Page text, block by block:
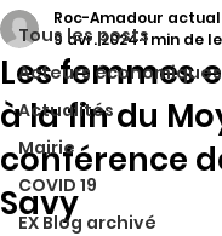
Tous les posts
Acteurs économiques
Actualités
Mairie
COVID 19
EX Blog archivé
Les femmes
à la fin du
conférence
Savy
Roc-Amadour
9 avr. 20241 min de